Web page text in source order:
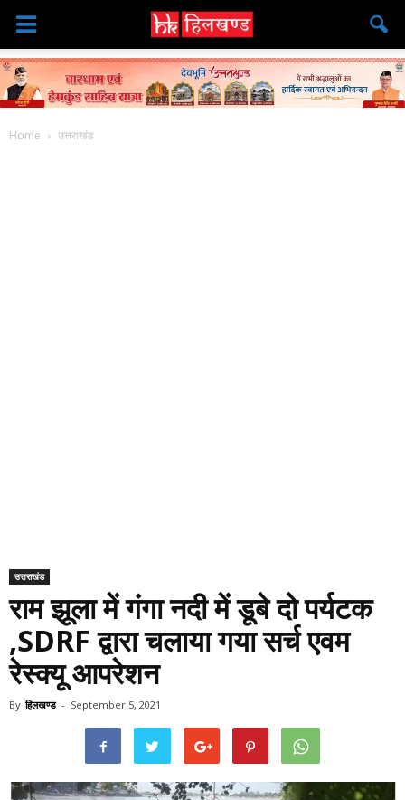
Home उत्तराखंड
उत्तराखंड
राम झूला में गंगा नदी में डूबे दो पर्यटक
,SDRF द्वारा चलाया गया सर्च एवम
रेस्क्यू आपरेशन
By हिलखण्ड - September 5, 2021